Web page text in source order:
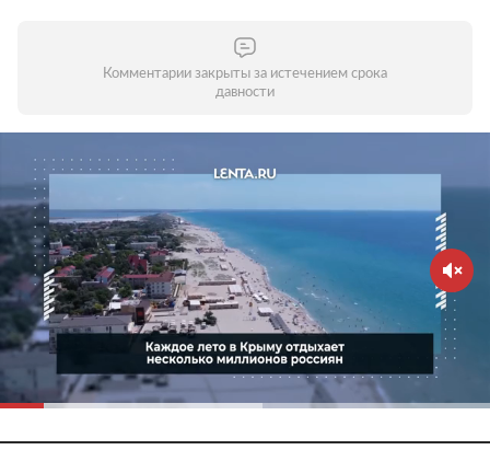
Комментарии закрыты за истечением срока
давности